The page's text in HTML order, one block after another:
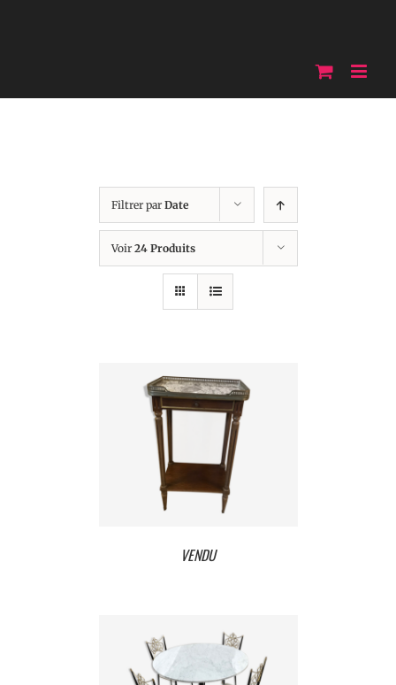
Filtrer par Date
Voir 24 Produits
VENDU